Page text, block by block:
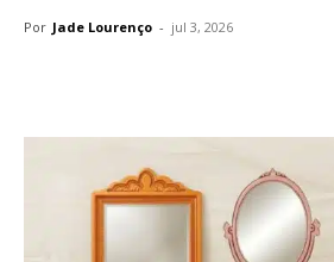
Por Jade Lourenço - jul 3, 2026